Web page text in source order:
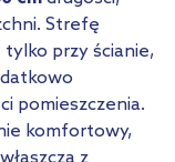
Strefę
tylko przy ścianie,
pomieszczenia.
komfortowy,